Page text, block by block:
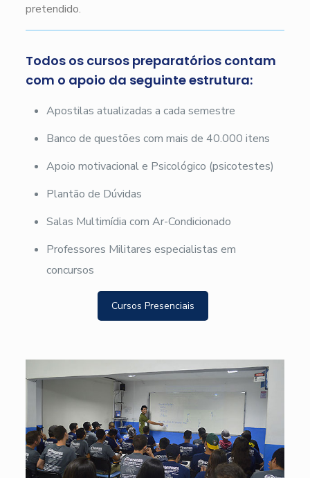
pretendido.
Todos os cursos preparatórios contam
com o apoio da seguinte estrutura:
Apostilas atualizadas a cada semestre
Banco de questões com mais de 40.000 itens
Apoio motivacional e Psicológico (psicotestes)
Plantão de Dúvidas
Salas Multimídia com Ar-Condicionado
Professores Militares especialistas em
concursos
Cursos Presenciais